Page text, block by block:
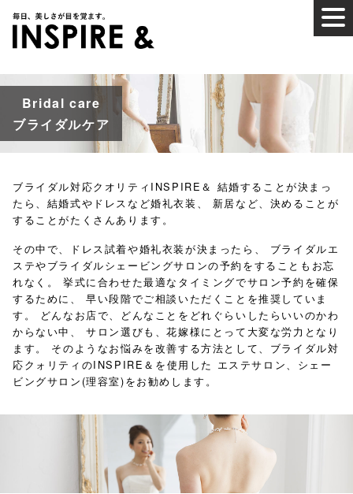
Bridal care
ブライダルケア
ブライダル対応クオリティINSPIRE＆ 結婚することが決まっ
たら、結婚式やドレスなど婚礼衣装、
新居など、決めることが
することがたくさんあります。
その中で、ドレス試着や婚礼衣装が決まったら、
ブライダルエ
ステやブライダルシェービングサロンの予約をすることもお忘
れなく。
挙式に合わせた最適なタイミングでサロン予約を確保
するために、
早い段階でご相談いただくことを推奨していま
す。
どんなお店で、どんなことをどれぐらいしたらいいのかわ
からない中、
サロン選びも、花嫁様にとって大変な労力となり
ます。
そのようなお悩みを改善する方法として、ブライダル対
応クォリティのINSPIRE＆を使用した エステサロン、シェー
ビングサロン(理容室)をお勧めします。